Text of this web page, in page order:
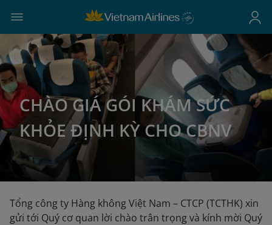
CHÀO GIÁ GÓI KHÁM SỨC
KHỎE ĐỊNH KỲ CHO CBNV
Tổng công ty Hàng không Việt Nam – CTCP (TCTHK) xin
gửi tới Quý cơ quan lời chào trân trọng và kính mời Quý